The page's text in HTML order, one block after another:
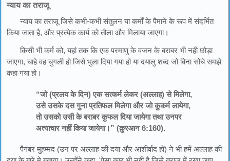
न्याय का तराजू
न्याय का तराजू जिसे कभी-कभी संतुलन या कर्मों के पैमाने के रूप में संदर्भित
किया जाता है, और प्रत्येक कार्य को तौला और मिलाया जाएगा।
किसी भी कर्म को, यहां तक ​​कि एक परमाणु के वजन के बराबर भी नही छोड़ा
जाएगा, चाहे वह चुगली हो जिसे भुला दिया गया हो या दयालु शब्द जो बिना सोचे समझे
कहा गया हो।
“जो (प्रलय के दिन) एक सत्कर्म लेकर (अल्लाह) से मिलेगा,
उसे उसके दस गुना प्रतिफल मिलेगा और जो कुकर्म लायेगा,
तो उसको उसी के बराबर कुफल दिया जायेगा तथा उनपर
अत्याचार नहीं किया जायेगा।” (क़ुरआन 6:160).
पैगंबर मुहम्मद (उन पर अल्लाह की दया और आशीर्वाद हो) ने भी हमें अल्लाह की